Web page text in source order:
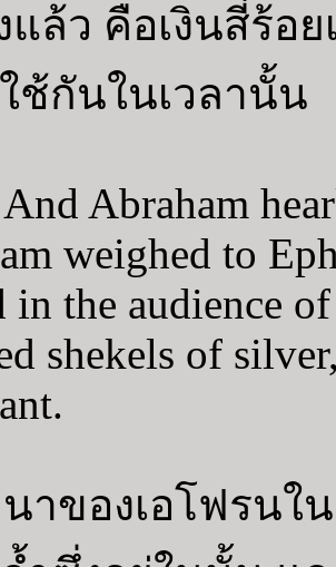
แล้ว คือเงินสี่ร้อ
ช้กันในเวลานั้น
Abraham
weighed to
in the audience
shekels of
นาของเอโฟรน